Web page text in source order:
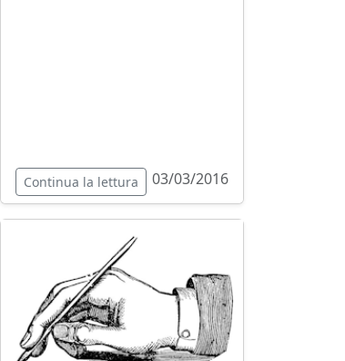
Continua la lettura 03/03/2016